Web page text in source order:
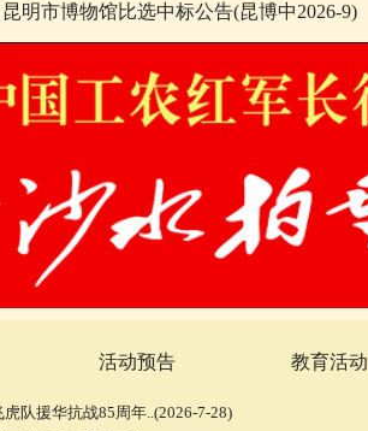
昆明市博物馆比选中标公告(昆博中2026-9)
活动预告 教育活动
队援华抗战85周年..(2026-7-28)